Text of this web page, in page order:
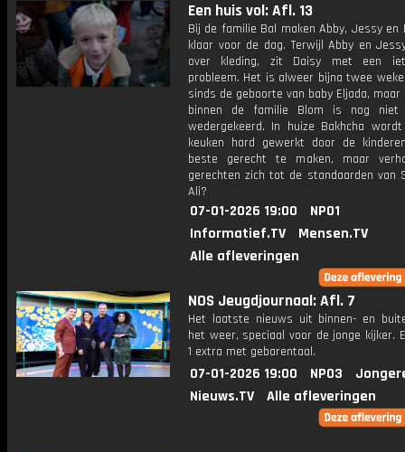
Een huis vol: Afl. 13
Bij de familie Bal maken Abby, Jessy en
klaar voor de dag. Terwijl Abby en
over kleding, zit Daisy met een
probleem. Het is alweer bijna twee
sinds de geboorte van baby Eljada, maar
binnen de familie Blom is nog niet
wedergekeerd. In huize Bakhcha
keuken hard gewerkt door de
beste gerecht te maken, maar
gerechten zich tot de standaarden van
Ali?
07-01-2026 19:00
NPO1
Informatief.TV
Mensen.TV
Alle afleveringen
NOS Jeugdjournaal: Afl. 7
Het laatste nieuws uit binnen- en
het weer, speciaal voor de jonge kijker.
1 extra met gebarentaal.
07-01-2026 19:00 NPO3
Nieuws.TV
Alle afleveringen